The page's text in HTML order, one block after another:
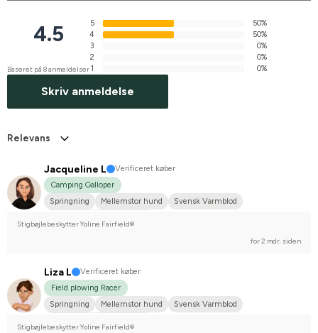
4.5
Baseret på 8 anmeldelser
5
50%
4
50%
3
0%
2
0%
1
0%
Skriv anmeldelse
Relevans
Jacqueline L
Verificeret køber
Camping Galloper
Springning
Mellemstor hund
Svensk Varmblod
Stigbøjlebeskytter Yoline Fairfield®
for 2 mdr. siden
Liza L
Verificeret køber
Field plowing Racer
Springning
Mellemstor hund
Svensk Varmblod
Stigbøjlebeskytter Yoline Fairfield®